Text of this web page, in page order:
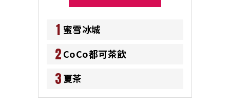
1 蜜雪冰城
2CoCo都可茶飲
3夏茶